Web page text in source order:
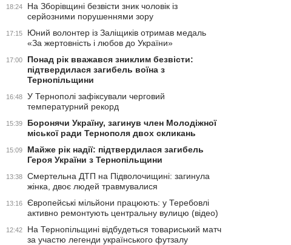
18:24
На Зборівщині безвісти зник чоловік із
серйозними порушеннями зору
17:15
Юний волонтер із Заліщиків отримав медаль
«За жертовність і любов до України»
17:00
Понад рік вважався зниклим безвісти:
підтвердилася загибель воїна з
Тернопільщини
16:48
У Тернополі зафіксували черговий
температурний рекорд
15:39
Боронячи Україну, загинув член Молодіжної
міської ради Тернополя двох скликань
15:09
Майже рік надії: підтвердилася загибель
Героя України з Тернопільщини
13:38
Смертельна ДТП на Підволочищині: загинула
жінка, двоє людей травмувалися
13:16
Європейські мільйони працюють: у Теребовлі
активно ремонтують центральну вулицю (відео)
12:42
На Тернопільщині відбудеться товариський матч
за участю легенди українського футзалу